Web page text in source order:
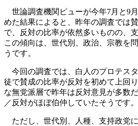
世論調査機関ピューが今年7月と9
めた結果によると、昨年の調査では
で、反対の比率が依然多いものの、
この傾向は、世代別、政治、宗教を
うです。
今回の調査では、白人のプロテス
徒で賛成の比率が反対を初めて上回
な無党派層で昨年は反対意見が多数
／反対がほぼ伯仲していたそうです。
ただし、世代別、人種、支持政党